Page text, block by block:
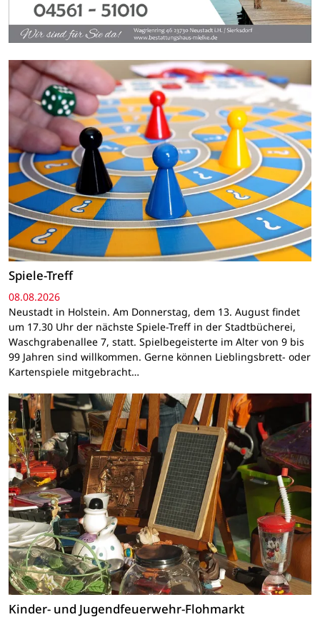
Spiele-Treff
08.08.2026
Neustadt in Holstein. Am Donnerstag, dem 13. August findet
um 17.30 Uhr der nächste Spiele-Treff in der Stadtbücherei,
Waschgrabenallee 7, statt. Spielbegeisterte im Alter von 9 bis
99 Jahren sind willkommen. Gerne können Lieblingsbrett- oder
Kartenspiele mitgebracht…
Kinder- und Jugendfeuerwehr-Flohmarkt